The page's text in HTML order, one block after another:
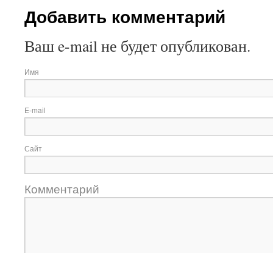
Добавить комментарий
Ваш e-mail не будет опубликован.
Имя
E-mail
Сайт
Комментарий